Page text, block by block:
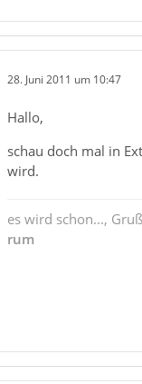
28. Juni 2011 um 10:47
Hallo,
schau doch mal in
wird.
es wird schon..., Gruß
rum